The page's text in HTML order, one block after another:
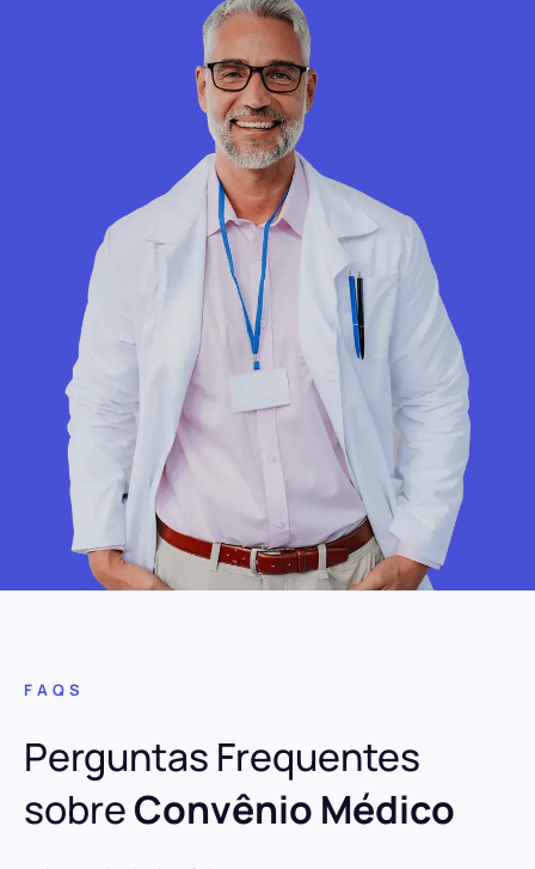
FAQS
Perguntas Frequentes
sobreConvênio Médico